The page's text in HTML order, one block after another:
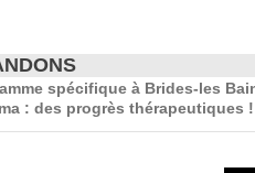
spécifique à Brides-les
: des progrès thérapeutiques !